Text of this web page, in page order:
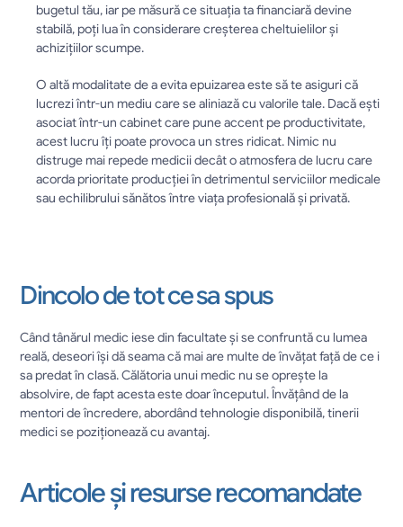
bugetul tău, iar pe măsură ce situația ta financiară devine
stabilă, poți lua în considerare creșterea cheltuielilor și
O altă modalitate de a evita epuizarea este să te asiguri că
lucrezi într-un mediu care se aliniază cu valorile tale. Dacă ești
asociat într-un cabinet care pune accent pe productivitate,
acest lucru îți poate provoca un stres ridicat. Nimic nu
distruge mai repede medicii decât o atmosfera de lucru care
acorda prioritate producției în detrimentul serviciilor medicale
sau echilibrului sănătos între viața profesională și privată.
Dincolo de tot ce sa spus
Când tânărul medic iese din facultate și se confruntă cu lumea
reală, deseori își dă seama că mai are multe de învățat față de ce i
sa predat în clasă. Călătoria unui medic nu se oprește la
absolvire, de fapt acesta este doar începutul. Învățând de la
mentori de încredere, abordând tehnologie disponibilă, tinerii
medici se poziționează cu avantaj.
Articole și resurse recomandate